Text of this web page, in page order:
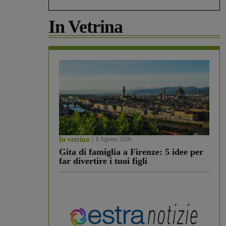
In Vetrina
In vetrina 6 Agosto 2026
Gita di famiglia a Firenze: 5 idee per
far divertire i tuoi figli